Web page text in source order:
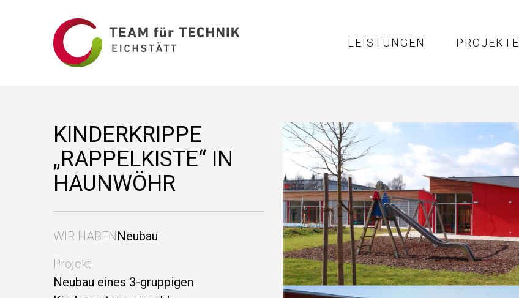
LEISTUNGEN PROJEKTE
KINDERKRIPPE
„RAPPELKISTE“ IN
HAUNWÖHR
WIR HABENNeubau
Projekt
Neubau eines 3-gruppigen